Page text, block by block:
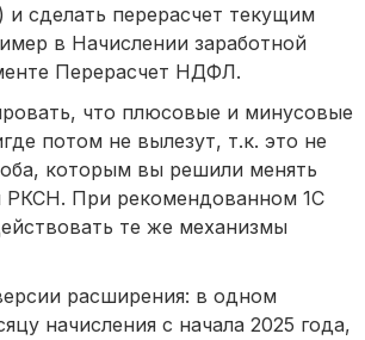
сделать перерасчет текущим
в Начислении заработной
Перерасчет НДФЛ.
что плюсовые и минусовые
потом не вылезут, т.к. это не
которым вы решили менять
РКСН. При рекомендованном 1С
те же механизмы
расширения: в одном
начисления с начала 2025 года,